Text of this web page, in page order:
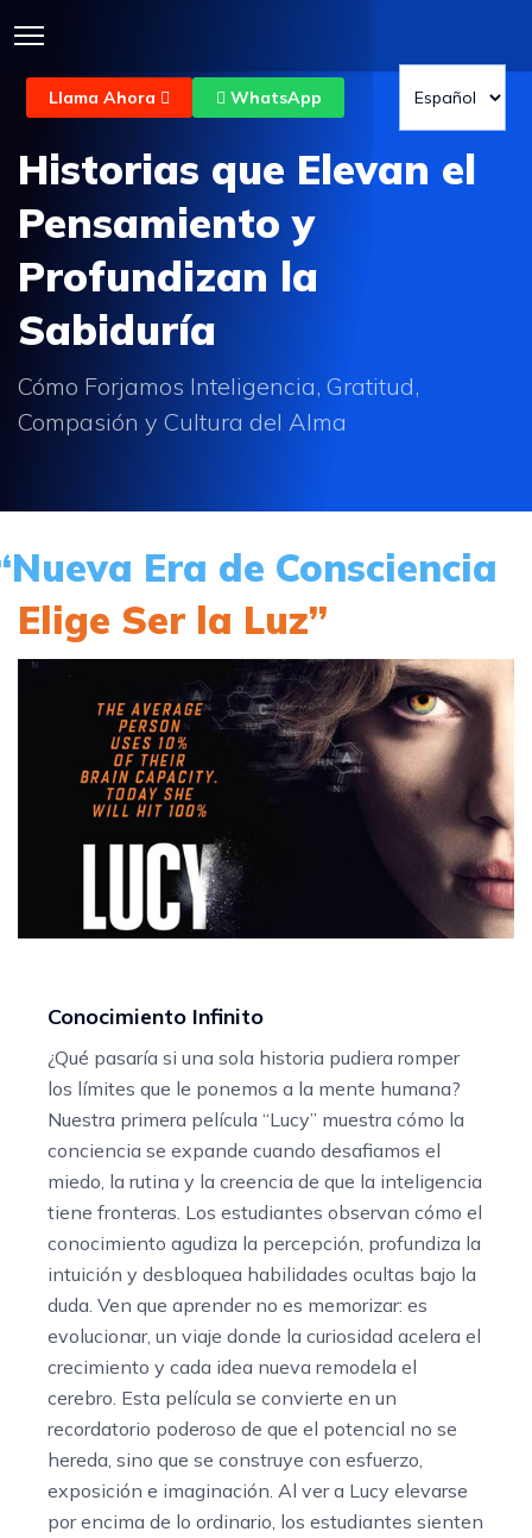
Llama Ahora WhatsApp
Historias que Elevan el
Pensamiento y
Profundizan la
Sabiduría
Cómo Forjamos Inteligencia, Gratitud,
Compasión y Cultura del Alma
Era de Consciencia
Elige Ser la Luz”
Conocimiento Infinito
¿Qué pasaría si una sola historia pudiera romper
los límites que le ponemos a la mente humana?
Nuestra primera película “Lucy” muestra cómo la
conciencia se expande cuando desafiamos el
miedo, la rutina y la creencia de que la inteligencia
tiene fronteras. Los estudiantes observan cómo el
conocimiento agudiza la percepción, profundiza la
intuición y desbloquea habilidades ocultas bajo la
duda. Ven que aprender no es memorizar: es
evolucionar, un viaje donde la curiosidad acelera el
crecimiento y cada idea nueva remodela el
cerebro. Esta película se convierte en un
recordatorio poderoso de que el potencial no se
hereda, sino que se construye con esfuerzo,
exposición e imaginación. Al ver a Lucy elevarse
por encima de lo ordinario, los estudiantes sienten